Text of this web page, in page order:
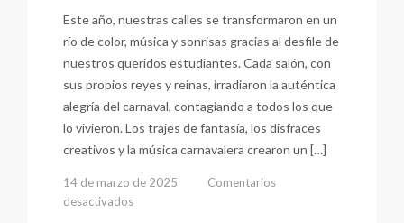
Este año, nuestras calles se transformaron en un
río de color, música y sonrisas gracias al desfile de
nuestros queridos estudiantes. Cada salón, con
sus propios reyes y reinas, irradiaron la auténtica
alegría del carnaval, contagiando a todos los que
lo vivieron. Los trajes de fantasía, los disfraces
creativos y la música carnavalera crearon un […]
14 de marzo de 2025
Comentarios
desactivados